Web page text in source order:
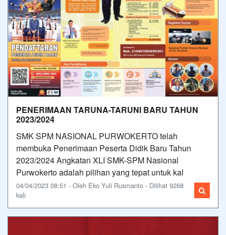
PENERIMAAN TARUNA-TARUNI BARU TAHUN
2023/2024
SMK SPM NASIONAL PURWOKERTO telah
membuka Penerimaan Peserta Didik Baru Tahun
2023/2024 Angkatan XLI SMK-SPM Nasional
Purwokerto adalah pilihan yang tepat untuk kal
04/04/2023 08:51 - Oleh Eko Yuli Rusmanto - Dilihat 9268
kali